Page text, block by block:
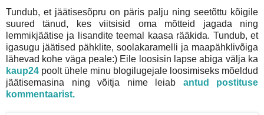
Tundub, et jäätisesõpru on päris palju ning seetõttu kõigile
suured tänud, kes viitsisid oma mõtteid jagada ning
lemmikjäätise ja lisandite teemal kaasa rääkida. Tundub, et
igasugu jäätised pähklite, soolakaramelli ja maapähklivõiga
lähevad kohe väga peale:) Eile loosisin lapse abiga välja ka
kaup24 poolt ühele minu blogilugejale loosimiseks mõeldud
jäätisemasina ning võitja nime leiab antud postituse
kommentaarist.